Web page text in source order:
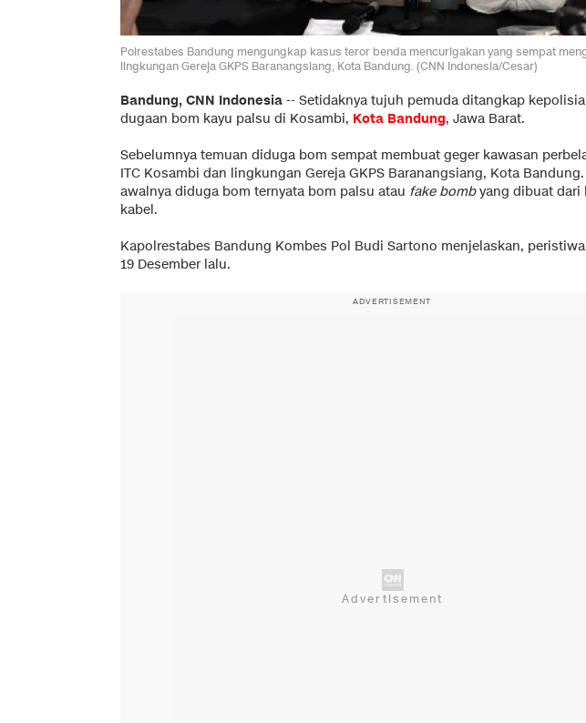
Polrestabes Bandung mengungkap kasus teror benda mencurigakan yang sempat
lingkungan Gereja GKPS Baranangsiang, Kota Bandung. (CNN Indonesia/Cesar)
Bandung, CNN Indonesia -- Setidaknya tujuh pemuda ditangkap
dugaan bom kayu palsu di Kosambi, Kota Bandung, Jawa Barat.
Sebelumnya temuan diduga bom sempat membuat geger kawasan
ITC Kosambi dan lingkungan Gereja GKPS Baranangsiang, Kota
awalnya diduga bom ternyata bom palsu atau fake bombyang dibuat dari
kabel.
Kapolrestabes Bandung Kombes Pol Budi Sartono menjelaskan,
19 Desember lalu.
ADVERTISEMENT